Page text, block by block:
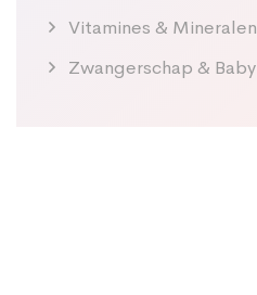
Vitamines & Mineralen
Zwangerschap & Baby